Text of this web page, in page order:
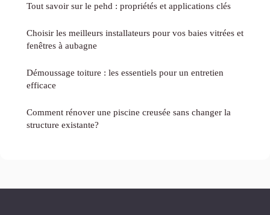
Tout savoir sur le pehd : propriétés et applications clés
Choisir les meilleurs installateurs pour vos baies vitrées et
fenêtres à aubagne
Démoussage toiture : les essentiels pour un entretien
efficace
Comment rénover une piscine creusée sans changer la
structure existante?